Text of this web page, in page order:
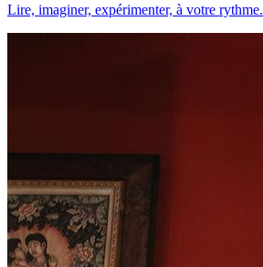
Lire, imaginer, expérimenter, à votre rythme.